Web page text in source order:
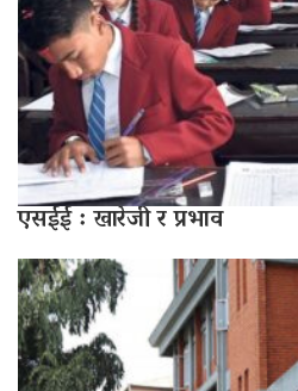
एसईई : खारेजी र प्रभाव